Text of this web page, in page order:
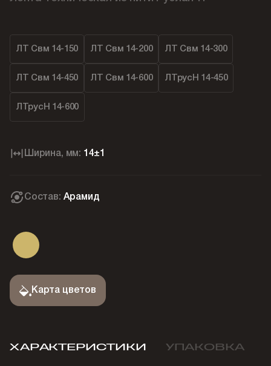
ЛТ Свм 14-150 ЛТ Свм 14-200 ЛТ Свм 14-300
ЛТ Свм 14-450 ЛТ Свм 14-600 ЛТрусН 14-450
ЛТрусН 14-600
Ширина, мм: 14±1
Состав: Арамид
Карта цветов
ХАРАКТЕРИСТИКИ УПАКОВКА